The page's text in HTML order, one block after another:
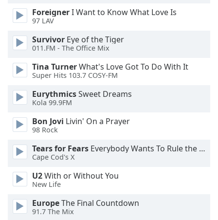
Opacity
Caption
Area
Background
Color
Opacity
Font
Size
Text
Edge
Style
ForeignerI Want to Know What Love Is
97 LAV
Survivor Eye of the Tiger
011.FM - The Office Mix
Tina TurnerWhat's Love Got To Do With It
Super Hits 103.7 COSY-FM
EurythmicsSweet Dreams
Kola 99.9FM
Bon Jovi Livin' On a Prayer
98 Rock
Tears for Fears Everybody Wants To Rule the World
Cape Cod's X
U2With or Without You
New Life
EuropeThe Final Countdown
91.7 The Mix